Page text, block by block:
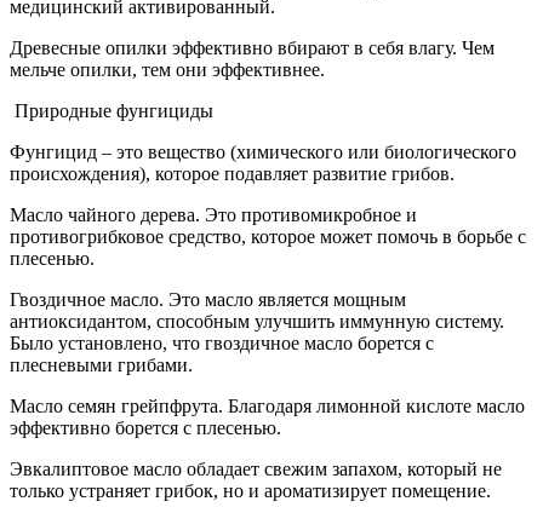
медицинский активированный.
Древесные опилки эффективно вбирают в себя влагу. Чем
мельче опилки, тем они эффективнее.
Природные фунгициды
Фунгицид – это вещество (химического или биологического
происхождения), которое подавляет развитие грибов.
Масло чайного дерева. Это противомикробное и
противогрибковое средство, которое может помочь в борьбе с
плесенью.
Гвоздичное масло. Это масло является мощным
антиоксидантом, способным улучшить иммунную систему.
Было установлено, что гвоздичное масло борется с
плесневыми грибами.
Масло семян грейпфрута. Благодаря лимонной кислоте масло
эффективно борется с плесенью.
Эвкалиптовое масло обладает свежим запахом, который не
только устраняет грибок, но и ароматизирует помещение.